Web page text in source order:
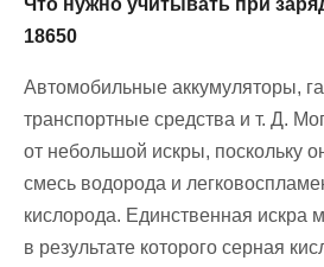
18650
Автомобильные аккумуляторы,
транспортные средства и т. Д.
от небольшой искры, поскольку
смесь водорода и
кислорода. Единственная искра
в результате которого серная